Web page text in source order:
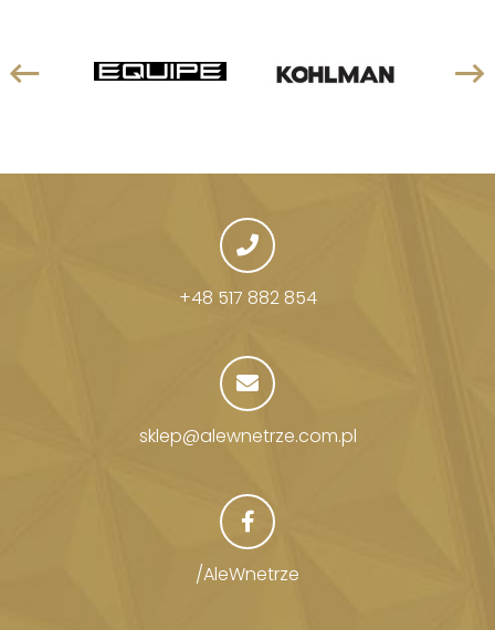
+48 517 882 854
sklep@alewnetrze.com.pl
/AleWnetrze